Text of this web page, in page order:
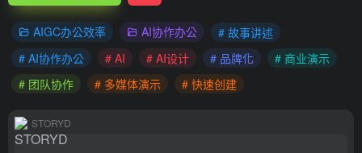
AIGC办公效率 AI协作办公
# 故事讲述
# AI协作办公
# AI # AI设计 # 品牌化
# 商业演示
# 团队协作
# 多媒体演示 # 快速创建
STORYD